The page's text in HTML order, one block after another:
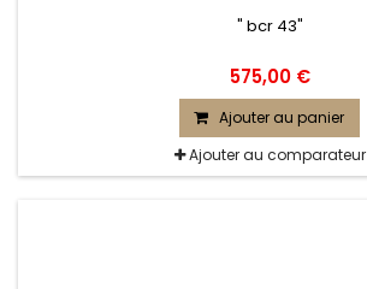
" bcr 43"
575,00 €
Ajouter au panier
Ajouter au comparateur